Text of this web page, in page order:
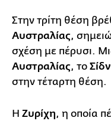
Στην τρίτη θέση
Αυστραλίας,
σχέση με πέρυσι.
Αυστραλίας, το
στην τέταρτη θέση.
Η Ζυρίχη, η οποία